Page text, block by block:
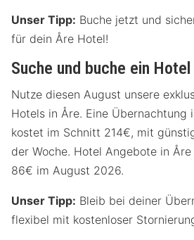
Unser Tipp: Buche jetzt und
für dein Åre Hotel!
Suche und buche ein
Nutze diesen August unsere
Hotels in Åre. Eine Übernachtung
kostet im Schnitt 214€, mit
der Woche. Hotel Angebote in
86€ im August 2026.
Unser Tipp: Bleib bei deiner
flexibel mit kostenloser